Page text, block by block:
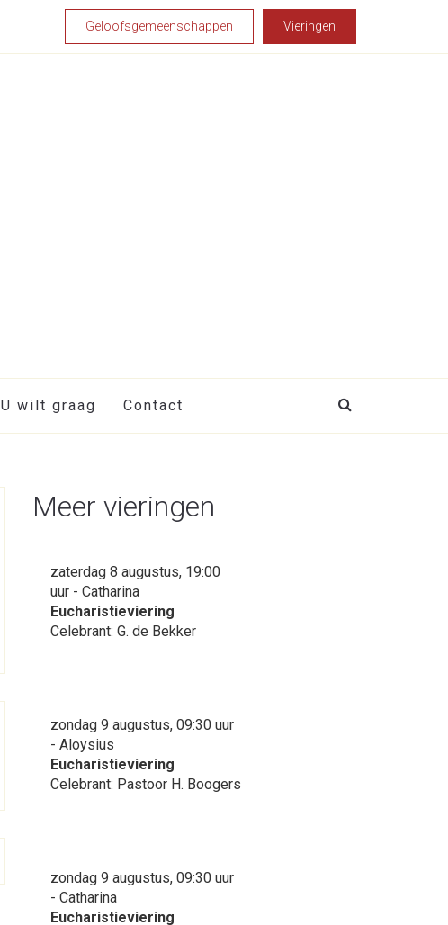
Geloofsgemeenschappen Vieringen
U wilt graag Contact
Meer vieringen
zaterdag 8 augustus, 19:00
uur - Catharina
Eucharistieviering
Celebrant: G. de Bekker
zondag 9 augustus, 09:30 uur
- Aloysius
Eucharistieviering
Celebrant: Pastoor H. Boogers
zondag 9 augustus, 09:30 uur
- Catharina
Eucharistieviering